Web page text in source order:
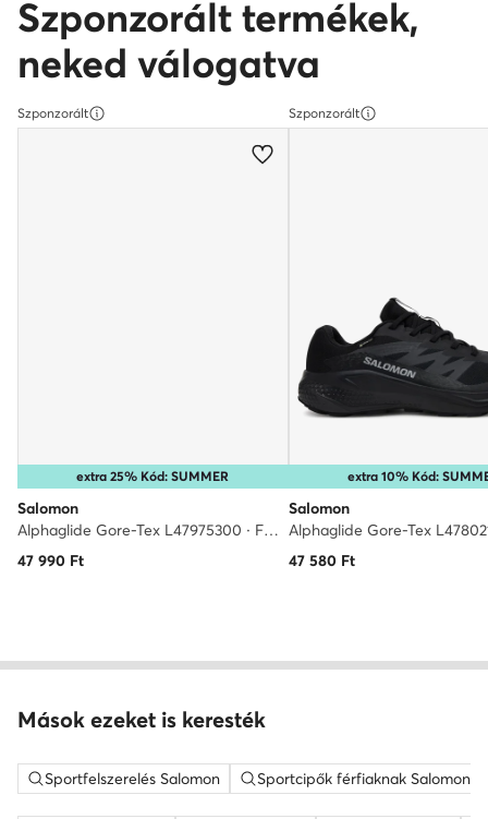
Szponzorált termékek,
neked válogatva
Szponzorált
extra 25% Kód: SUMMER
Salomon
Alphaglide Gore-Tex L47975300 · Futócipő
47 990 Ft
Szponzorált
extra 10% Kód:
Salomon
47 580Ft
Mások ezeket is keresték
Sportfelszerelés Salomon Sportcipők férfiaknak Salomon